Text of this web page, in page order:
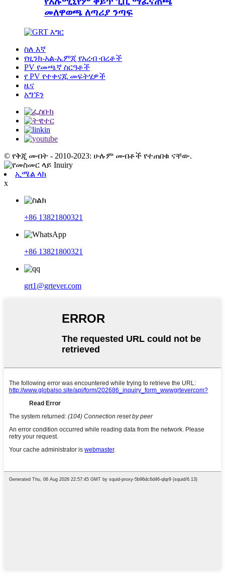
መለዋወጫ ለጣሪያ ንጣፍ
ስለ እኛ
የዚንክ-አል-ኤምጂ የአረብ ብረቶች
PV የመጫኛ ስርዓቶች
የ PV የተቀናጁ መፍትሄዎች
ዜና
አግኙን
© የቅጂ መብት - 2010-2023: ሁሉም መብቶች የተጠበቁ ናቸው.
ኢሜል ላክ
x
+86 13821800321
+86 13821800321
grt1@grtever.com